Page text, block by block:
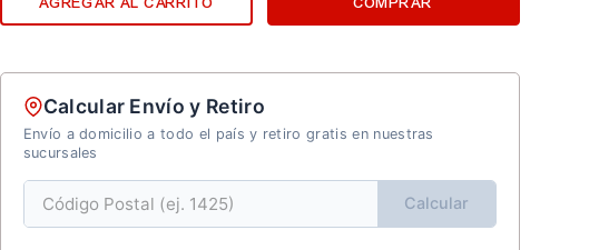
Calcular Envío y Retiro
Envío a domicilio a todo el país y retiro gratis en nuestras
sucursales
Calcular